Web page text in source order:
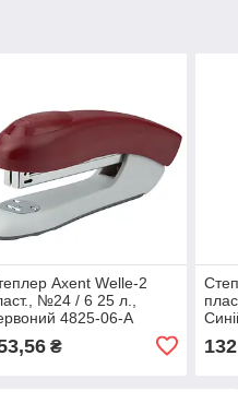
Axent Welle-2
№24 / 6 25 л.,
4825-06-A
₴